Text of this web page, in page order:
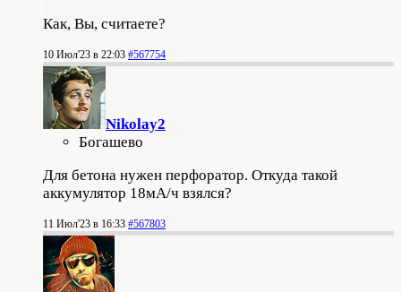
Как, Вы, считаете?
10 Июл'23 в 22:03 #567754
Nikolay2
Богашево
Для бетона нужен перфоратор. Откуда такой
аккумулятор 18мА/ч взялся?
11 Июл'23 в 16:33 #567803